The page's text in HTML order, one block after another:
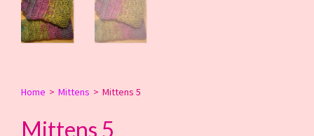
Home > Mittens > Mittens 5
Mittens 5